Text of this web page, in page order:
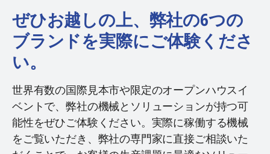
ぜひお越しの上、弊社の6つの
ブランドを実際にご体験くださ
い。
世界有数の国際見本市や限定のオープンハウスイ
ベントで、弊社の機械とソリューションが持つ可
能性をぜひご体験ください。実際に稼働する機械
をご覧いただき、弊社の専門家に直接ご相談いた